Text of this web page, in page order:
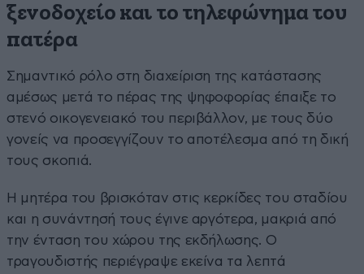
ξενοδοχείο και το τηλεφώνημα του
πατέρα
Σημαντικό ρόλο στη διαχείριση της κατάστασης
αμέσως μετά το πέρας της ψηφοφορίας έπαιξε το
στενό οικογενειακό του περιβάλλον, με τους δύο
γονείς να προσεγγίζουν το αποτέλεσμα από τη δική
τους σκοπιά.
Η μητέρα του βρισκόταν στις κερκίδες του σταδίου
και η συνάντησή τους έγινε αργότερα, μακριά από
την ένταση του χώρου της εκδήλωσης. Ο
τραγουδιστής περιέγραψε εκείνα τα λεπτά